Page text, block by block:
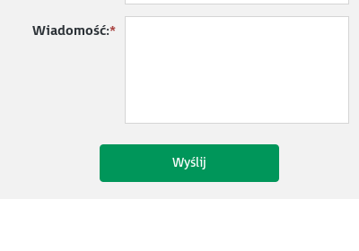
Wiadomość:*